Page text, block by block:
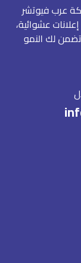
عرب فيوتشر
عشوائية،
لك النمو